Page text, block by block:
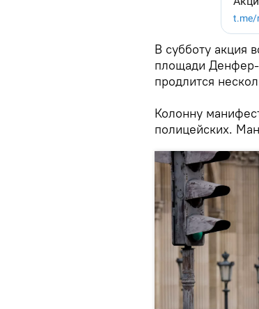
В субботу акция
площади
продлится
Колонну
полицейских.